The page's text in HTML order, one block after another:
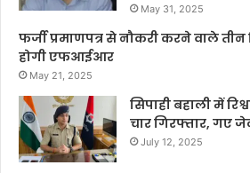
May 31, 2025
फर्जी प्रमाणपत्र से नौकरी करने वाले तीन
होगी एफआईआर
May 21, 2025
सिपाही बहाली में
चार गिरफ्तार, गए
July 12, 2025